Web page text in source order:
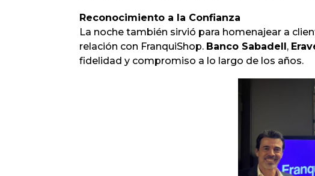
Reconocimiento a la Confianza
La noche también sirvió para homenajear a
relación con FranquiShop. Banco Sabadell,
fidelidad y compromiso a lo largo de los años.